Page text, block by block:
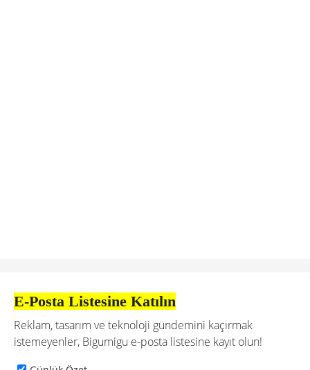
E-Posta Listesine Katılın
Reklam, tasarım ve teknoloji gündemini kaçırmak
istemeyenler, Bigumigu e-posta listesine kayıt olun!